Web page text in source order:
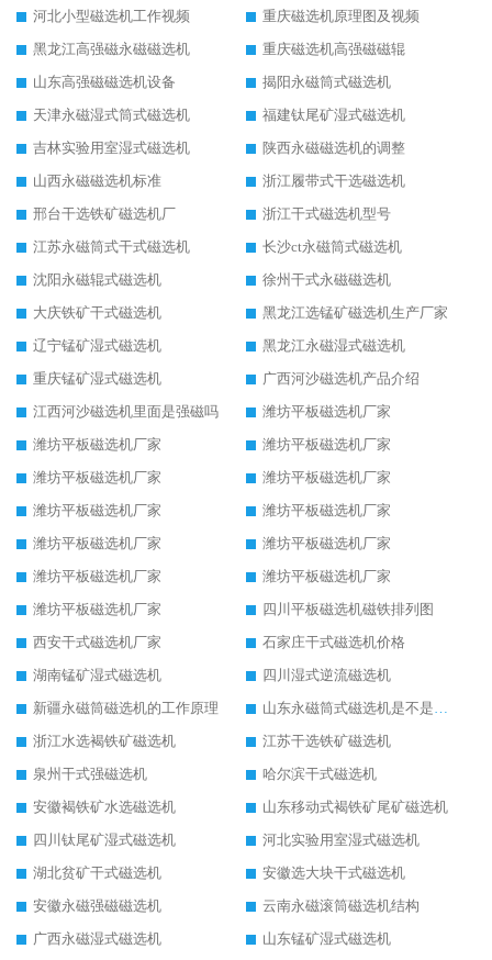
河北小型磁选机工作视频
重庆磁选机原理图及视频
黑龙江高强磁永磁磁选机
重庆磁选机高强磁磁辊
山东高强磁磁选机设备
揭阳永磁筒式磁选机
天津永磁湿式筒式磁选机
福建钛尾矿湿式磁选机
吉林实验用室湿式磁选机
陕西永磁磁选机的调整
山西永磁磁选机标准
浙江履带式干选磁选机
邢台干选铁矿磁选机厂
浙江干式磁选机型号
江苏永磁筒式干式磁选机
长沙ct永磁筒式磁选机
沈阳永磁辊式磁选机
徐州干式永磁磁选机
大庆铁矿干式磁选机
黑龙江选锰矿磁选机生产厂家
辽宁锰矿湿式磁选机
黑龙江永磁湿式磁选机
重庆锰矿湿式磁选机
广西河沙磁选机产品介绍
江西河沙磁选机里面是强磁吗
潍坊平板磁选机厂家
潍坊平板磁选机厂家
潍坊平板磁选机厂家
潍坊平板磁选机厂家
潍坊平板磁选机厂家
潍坊平板磁选机厂家
潍坊平板磁选机厂家
潍坊平板磁选机厂家
潍坊平板磁选机厂家
潍坊平板磁选机厂家
潍坊平板磁选机厂家
潍坊平板磁选机厂家
四川平板磁选机磁铁排列图
西安干式磁选机厂家
石家庄干式磁选机价格
湖南锰矿湿式磁选机
四川湿式逆流磁选机
新疆永磁筒磁选机的工作原理
山东永磁筒式磁选机是不是强磁
浙江水选褐铁矿磁选机
江苏干选铁矿磁选机
泉州干式强磁选机
哈尔滨干式磁选机
安徽褐铁矿水选磁选机
山东移动式褐铁矿尾矿磁选机
四川钛尾矿湿式磁选机
河北实验用室湿式磁选机
湖北贫矿干式磁选机
安徽选大块干式磁选机
安徽永磁强磁磁选机
云南永磁滚筒磁选机结构
广西永磁湿式磁选机
山东锰矿湿式磁选机